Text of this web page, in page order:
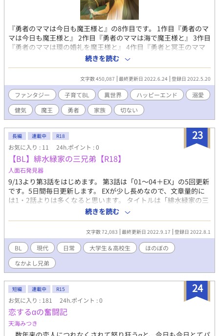
『勇者のママは今日も魔王様と』の8作目です。 1作目『勇者のマ
マは今日も魔王様と』 2作目『勇者のママは海で魔王様と』 3作目
『勇者のママは環の婚礼を魔王様と』 4作目『勇者と冥王のママ
は今日から魔王様と』 5作目『勇者と冥王のママは創世を魔王様
と』 6作目『勇者と冥王のママは創世を魔王様と【番外編】』 7作
目『勇者と冥王のママは二年後も魔王様と』 上記6作も公開中で
す。 【勇者と冥王のママは暁（あかつき）を魔王様と・あらす
じ】 魔界に待望の世継ぎが誕生した。その名はクロード。 次代の
魔王の誕生に魔界は歓喜で沸き立ち、ハウストとブレイラもとて
も喜んだ。 生まれて間もない赤ん坊のクロードが王妃ブレイラの
元へ託される。 しかし、そのことにブレイラは動揺を隠し切れな
かった。ブレイラは、クロードは大人になるまで実の親元で育て
られると思っていたのだ。歓喜する魔界の中で、ブレイラは次代
の魔王を抱きながら一人困惑していた。 こうして魔界に大きな慶
事があったが、その水面下では魔界や精霊界の都で謎の媚薬が出
回りだしていて……。 その頃、成長したイスラは魔界で暮らしな
がらも勇者として人間界を旅するようになっていた。イスラは人
間界で勢力を広める謎の宗教組織を調べることになる。 そして三
歳の冥王ゼロスはというと、剣の訓練をさぼりがちでいつもブレ
イラがいる北離宮に遊びに行っていた。冥王というより甘えん坊
の三歳である。 人間界の妙な組織と魔界や精霊界に出回る媚薬。
これらは無関係な物ではなく、やがてイスラやゼロスすら巻き込
んで四界を揺るがす騒乱になっていく――――。 ラストはハッピ
ーエンドです。 長編なので目安になるように目次も置いときま
す。 プロローグ・私の星 第一章・次代の王 第二章・勇者と冥王の
ママは酒場で魔王様と…… 第三章・王を冠する世界 第四章・私の
星 第五章・星屑を抱いて 第六章・世界に二人きり 第七章・勇者
の左腕奪還大作戦 第八章・悠久の系譜 第九章・二つの星の輝きを
第十章・開眼式典開幕 第十一章・人間の王 第十二章・次代を告げ
る暁を エピローグ・三兄弟のママは暁を魔王様と 表紙イラスト＠
阿部十四
続きを読む
文字数 450,087 最終更新日 2022.6.24 登録日 2022.5.20
ファンタジー 子育てBL 異世界 ハッピーエンド
溺愛
健気
魔王 勇者 家族 切ない
23
長編 連載中 R18
お気に入り : 11 24h.ポイント : 0
【BL】緋水緑家の三兄弟【R18】
人面石発見器
9/13より第3話をはじめます。 第3話は「01〜04＋EX」の5回更新
です。5日間毎日更新します。 EXが少し長めなので、文章量的に
は1・2話よりは多くなると思います。 タイトルは「緋水緑家の三
兄弟（ひすいろくけのさんきょうだい）」と読みます。 親の再婚
で兄弟になった、三兄弟の話です。 長男と三男は実の兄弟なの
で、「次男と長男」「次男と三男」みたいになります。 BLは初挑
戦なので、いろいろと大目にみてください。 「R-18のBL」として
書いてるので、濡れ場的なシーンはそこそこあります。 恋愛的な
要素は薄いです。男の子同士が仲良くしているみたいなのです。
長編です。午後10時更新予定。
続きを読む
文字数 72,083 最終更新日 2022.9.17 登録日 2022.8.1
BL 現代 日常 大学生＆高校生
ほのぼの
なかよし兄弟
24
短編 連載中 R15
お気に入り : 181 24h.ポイント : 0
恋するαの奮闘記
天海みつき